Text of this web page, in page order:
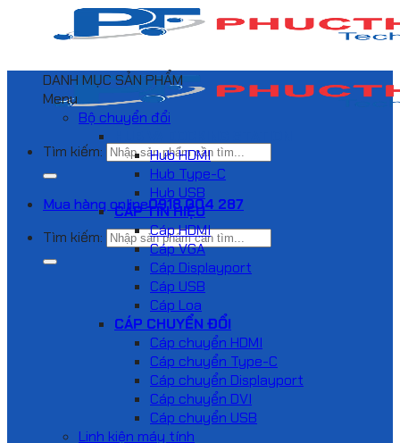
Tìm kiếm:
Mua hàng online0918 004 287
Tìm kiếm:
DANH MỤC SẢN PHẨM
Menu
Bộ chuyển đổi
Hub HDMI
Hub Type-C
Hub USB
CÁP TÍN HIỆU
Cáp HDMI
Cáp VGA
Cáp Displayport
Cáp USB
Cáp Loa
CÁP CHUYỂN ĐỔI
Cáp chuyển HDMI
Cáp chuyển Type-C
Cáp chuyển Displayport
Cáp chuyển DVI
Cáp chuyển USB
Linh kiện máy tính